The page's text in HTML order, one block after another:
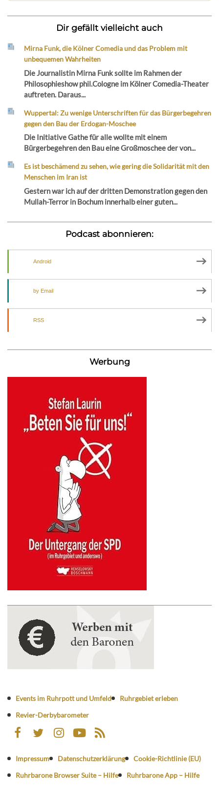
Dir gefällt vielleicht auch
Mirna Funk, die Kölner Comedia und das Problem mit
unbequemen Wahrheiten
Die Journalistin Mirna Funk sollte im Rahmen der
Philosophieshow phil.Cologne im Kölner Comedia-Theater
auftreten. Daraus...
Wuppertal: Zu wenige Unterschriften für das Bürgerbegehren
gegen den Bau der Erdogan-Moschee
Die Initiative Gathe für alle wollte mit einem
Bürgerbegehren den Bau eine Großmoschee der von...
Es ist beschämend zu sehen, wie gering die Solidarität mit den
Menschen im Iran ist
Gestern war ich auf der dritten Demonstration gegen den
Mullah-Terror in Bochum innerhalb einer guten...
Podcast abonnieren:
Android
by Email
RSS
Werbung
Events im Ruhrpott und Umfeld
Ruhrgebiet erleben
Revier-Derbybarometer
Impressum Datenschutzerklärung
Cookie-Richtlinie (EU)
Ruhrbarone Browser Suite – Hilfe
Ruhrbarone App – Hilfe